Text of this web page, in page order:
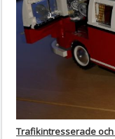
Trafikintresserade